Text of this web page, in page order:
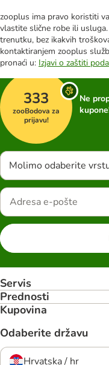
zooplus ima pravo koristiti
vlastite slične robe ili
trenutku, bez ikakvih
kontaktiranjem zooplus
pronaći u: Izjavi o zaštiti
333
zooBodova za
prijavu!
Ne
Molimo odaberite
Servis
Prednosti
Kupovina
Odaberite državu
Hrvatska / hr